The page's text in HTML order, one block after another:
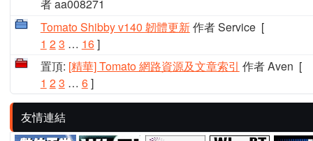
者 aa008271
Tomato Shibby v140 韌體更新作者 Service[
1 23 … 16]
置頂: [精華] Tomato 網路資源及文章索引 作者 Aven [
1 23 … 6]
友情連結